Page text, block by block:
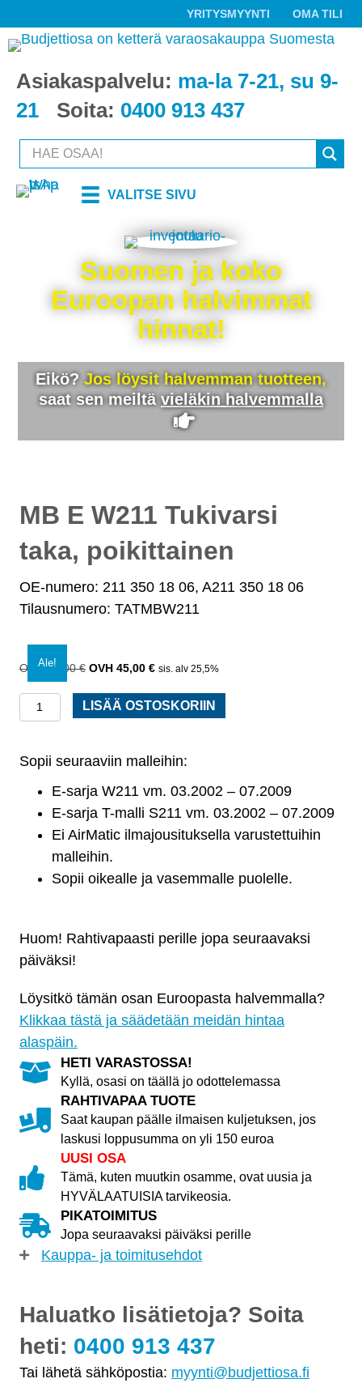
YRITYSMYYNTI OMA TILI
Asiakaspalvelu: ma-la 7-21, su 9-
21
Soita: 0400 913 437
VALITSE SIVU
Suomen ja koko
Euroopan halvimmat
hinnat!
Eikö? Jos löysit halvemman tuotteen,
saat sen meiltävieläkin halvemmalla
MB E W211 Tukivarsi
taka, poikittainen
OE-numero: 211 350 18 06, A211 350 18 06
Tilausnumero: TATMBW211
Ale!55,00€ Alkuperäinen
oli:
55,00 €.
45,00 € Nykyinen
on:
45,00 €.
sis. alv 25,5%
MB
E
Tukivarsi
taka,
poikittainen
määrä
LISÄÄ OSTOSKORIIN
Sopii seuraaviin malleihin:
E-sarja W211 vm. 03.2002 – 07.2009
E-sarja T-malli S211 vm. 03.2002 – 07.2009
Ei AirMatic ilmajousituksella varustettuihin
malleihin.
Sopii oikealle ja vasemmalle puolelle.
Huom! Rahtivapaasti perille jopa seuraavaksi
päiväksi!
Löysitkö tämän osan Euroopasta halvemmalla?
Klikkaa tästä ja säädetään meidän hintaa
alaspäin.
HETI VARASTOSSA!
Kyllä, osasi on täällä jo odottelemassa
RAHTIVAPAA TUOTE
Saat kaupan päälle ilmaisen kuljetuksen, jos
laskusi loppusumma on yli 150 euroa
UUSI OSA
Tämä, kuten muutkin osamme, ovat uusia ja
HYVÄLAATUISIA tarvikeosia.
PIKATOIMITUS
Jopa seuraavaksi päiväksi perille
Kauppa- ja toimitusehdot
Haluatko lisätietoja? Soita
heti: 0400 913 437
Tai lähetä sähköpostia: myynti@budjettiosa.fi